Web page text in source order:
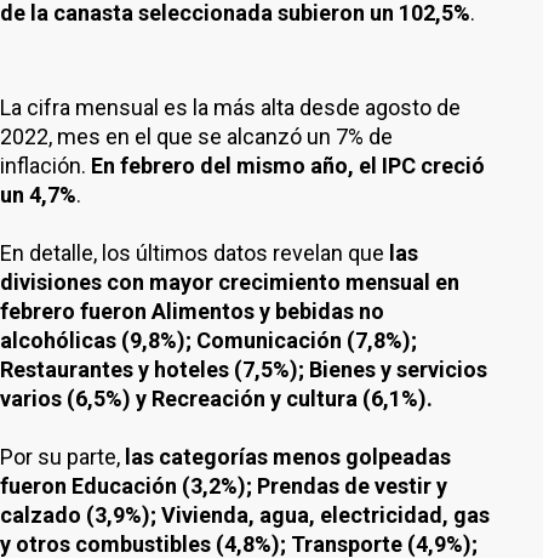
de la canasta seleccionada subieron un 102,5%.
La cifra mensual es la más alta desde agosto de
2022, mes en el que se alcanzó un 7% de
inflación. En febrero del mismo año, el IPC creció
un 4,7%.
En detalle, los últimos datos revelan que las
divisiones con mayor crecimiento mensual en
febrero fueron Alimentos y bebidas no
alcohólicas (9,8%); Comunicación (7,8%);
Restaurantes y hoteles (7,5%); Bienes y servicios
varios (6,5%) y Recreación y cultura (6,1%).
Por su parte, las categorías menos golpeadas
fueron Educación (3,2%); Prendas de vestir y
calzado (3,9%); Vivienda, agua, electricidad, gas
y otros combustibles (4,8%); Transporte (4,9%);